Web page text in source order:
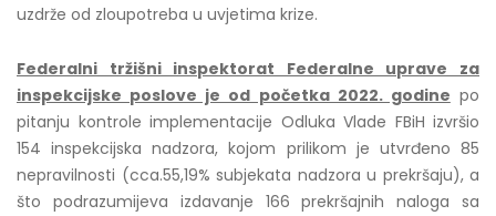
uzdrže od zloupotreba u uvjetima krize.
Federalni tržišni inspektorat Federalne uprave za
inspekcijske poslove je od početka 2022. godine po
pitanju kontrole implementacije Odluka Vlade FBiH izvršio
154 inspekcijska nadzora, kojom prilikom je utvrđeno 85
nepravilnosti (cca.55,19% subjekata nadzora u prekršaju), a
što podrazumijeva izdavanje 166 prekršajnih naloga sa